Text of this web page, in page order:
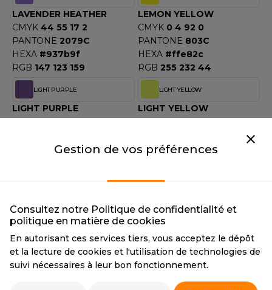
LAVENDER HEATHER
CMYK 44 55 17 2
PANTONE 2079C
HEXA #937b9f
RGB 147 123 159
LEMON YELLOW
CMYK 0 4 92 0
PANTONE 803C
HEXA #ffe82c
RGB 255 232 44
LIGHT PURPLE
LIGHT PURPLE
CMYK 47 63 33 19
#7b5f73
LIGHT YELLOW
LIGHT YELLOW
CMYK 10 3 62 0
HEXA #ede681
CMYK 60 0 100 0
PANTONE
HEXA #8dba38
RGB 141 186 56
LIME FLUOR
CMYK 67 0 99 0
HEXA #7fd344
RGB 127 211 68
Gestion de vos préférences
Consultez notre Politique de confidentialité et
politique en matière de cookies
En autorisant ces services tiers, vous acceptez le dépôt
et la lecture de cookies et l'utilisation de technologies de
suivi nécessaires à leur bon fonctionnement.